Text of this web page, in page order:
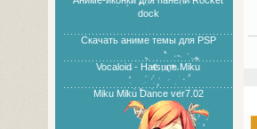
dock
Скачать аниме темы для PSP
Vocaloid - Hatsune Miku
Miku Miku Dance ver7.02